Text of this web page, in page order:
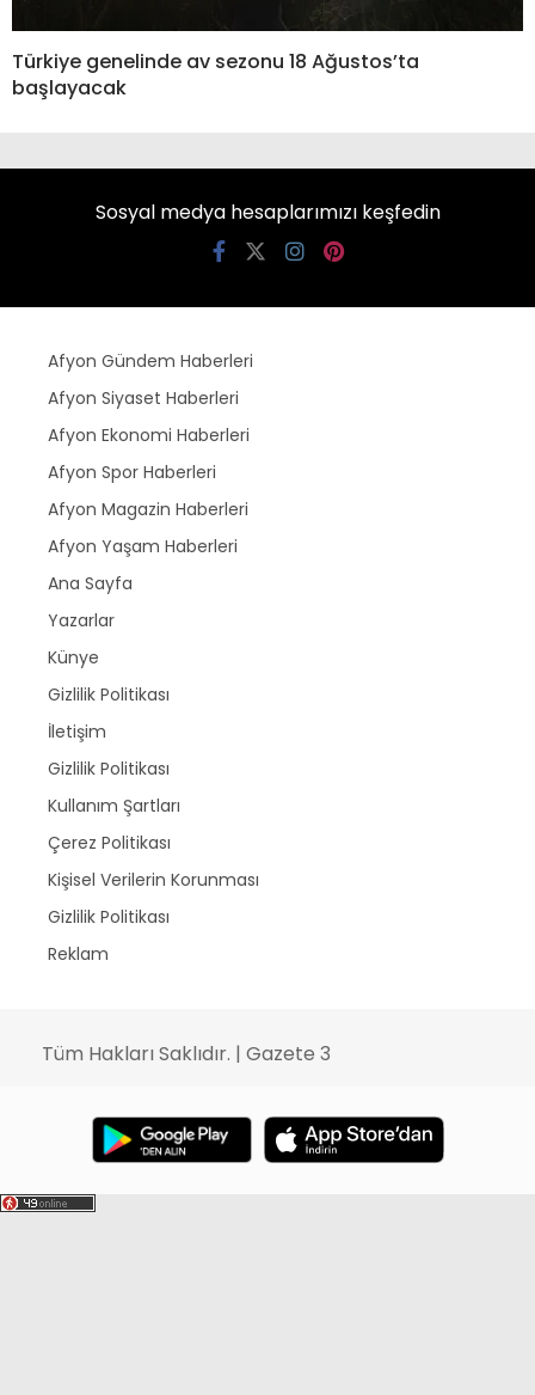
Türkiye genelinde av sezonu 18 Ağustos’ta
başlayacak
Sosyal medya hesaplarımızı keşfedin
Afyon Gündem Haberleri
Afyon Siyaset Haberleri
Afyon Ekonomi Haberleri
Afyon Spor Haberleri
Afyon Magazin Haberleri
Afyon Yaşam Haberleri
Ana Sayfa
Yazarlar
Künye
Gizlilik Politikası
İletişim
Gizlilik Politikası
Kullanım Şartları
Çerez Politikası
Kişisel Verilerin Korunması
Gizlilik Politikası
Reklam
Tüm Hakları Saklıdır. | Gazete 3